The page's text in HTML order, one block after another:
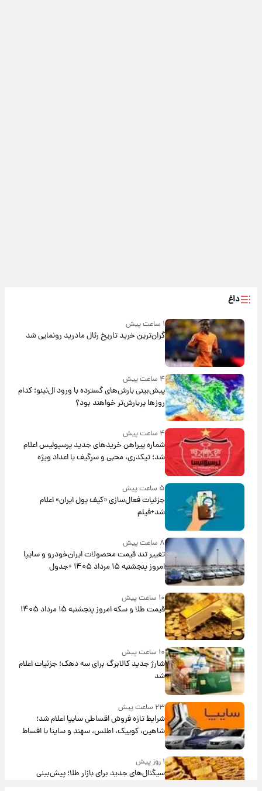
داغ
۱ ساعت پیش
گران‌ترین خرید تاریخ رئال مادرید رونمایی شد
۴ ساعت پیش
پیش‌بینی بارش‌های گسترده با ورود ال‌نینو؛ کدام
روزها پربارش‌تر خواهند بود؟
۴ ساعت پیش
شماره پیراهن خریدهای جدید پرسپولیس اعلام
شد؛ تیکدری، محبی و سرگیف با اعداد ویژه
۵ ساعت پیش
جزئیات فعال‌سازی «کیف پول ایران» اعلام
شد+فیلم
۸ ساعت پیش
تغییر تند قیمت محصولات ایران‌خودرو و سایپا
امروز پنجشنبه ۱۵ مرداد ۱۴۰۵ +جدول
۱۰ ساعت پیش
قیمت طلا و سکه امروز پنجشنبه ۱۵ مرداد ۱۴۰۵
۱۰ ساعت پیش
شارژ جدید کالابرگ برای سه دهک؛ جزئیات اعلام
شد
۲۳ ساعت پیش
شرایط تازه فروش اقساطی سایپا اعلام شد؛
شاهین، کوییک، اطلس، سهند و ساینا با اقساط
بلندمدت + جدول
۱ روز پیش
سیگنال‌های جدید برای بازار طلا؛ پیش‌بینی